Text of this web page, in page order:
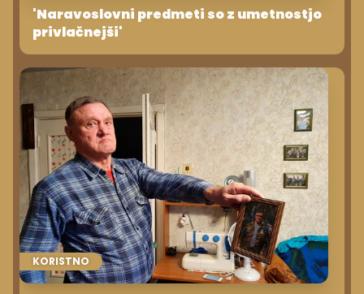
'Naravoslovni predmeti so z umetnostjo
privlačnejši'
KORISTNO